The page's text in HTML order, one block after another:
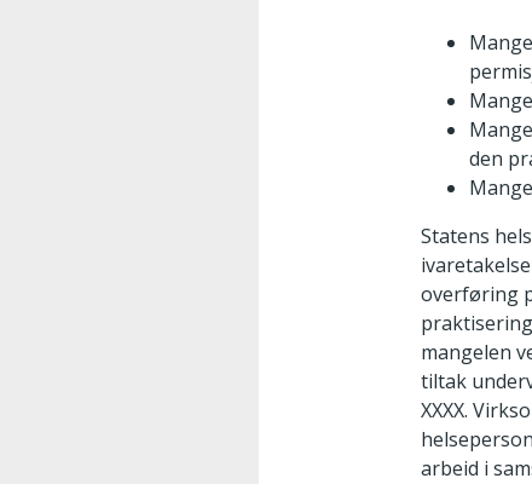
den
Statens
overføring
mangelen
tiltak
XXXX.
arbeid i